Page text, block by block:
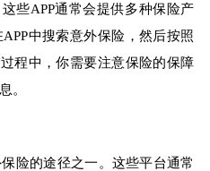
些APP通常会提供多种保险产
中搜索意外保险，然后按照
程中，你需要注意保险的保障
。
险的途径之一。这些平台通常